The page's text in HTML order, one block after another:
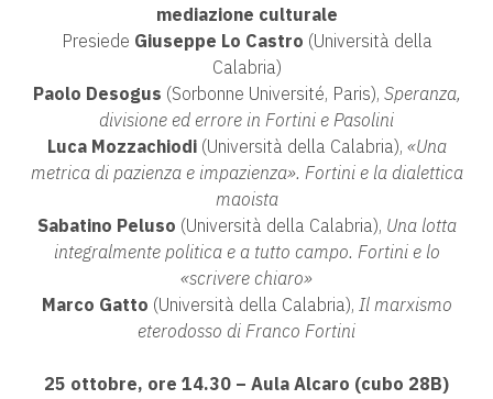
mediazione culturale
Presiede Giuseppe Lo Castro (Università della
Calabria)
Paolo Desogus (Sorbonne Université, Paris), Speranza,
divisione ed errore in Fortini e Pasolini
Luca Mozzachiodi(Università della Calabria), «Una
metrica di pazienza e impazienza». Fortini e la dialettica
maoista
Sabatino Peluso (Università della Calabria), Una lotta
integralmente politica e a tutto campo. Fortini e lo
«scrivere chiaro»
Marco Gatto (Università della Calabria), Il marxismo
eterodosso di Franco Fortini
25 ottobre, ore 14.30 – Aula Alcaro (cubo 28B)